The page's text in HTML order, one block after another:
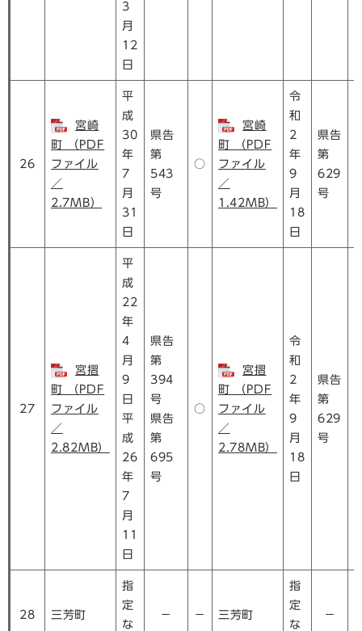
3
月
12
日
26
宮崎
町 （PDF
ファイル
／
2.7MB）
平
成
30
年
7
月
31
日
県告
第
543
号
○
宮崎
町 （PDF
ファイル
／
1.42MB）
令
和
2
年
9
月
18
日
県告
第
629
号
27
宮摺
町 （PDF
ファイル
／
2.82MB）
平
成
22
年
4
月
9
日
平
成
26
年
7
月
11
日
県告
第
394
号
県告
第
695
号
○
宮摺
町 （PDF
ファイル
／
2.78MB）
令
和
2
年
9
月
18
日
県告
第
629
号
28 三芳町
指
定
な
－ － 三芳町
指
定
な
－